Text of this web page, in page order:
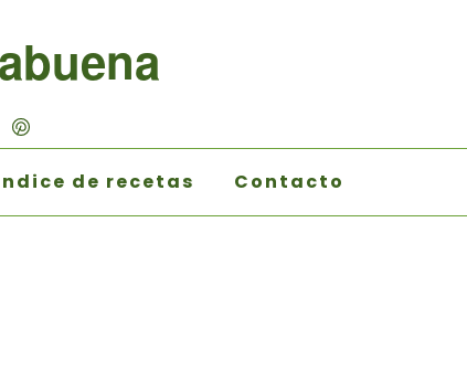
de recetas Contacto